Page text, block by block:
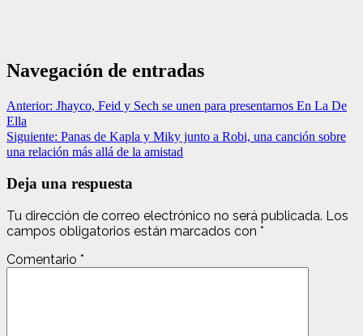
Navegación de entradas
Anterior: Jhayco, Feid y Sech se unen para presentarnos En La De
Ella
Siguiente: Panas de Kapla y Miky junto a Robi, una canción sobre
una relación más allá de la amistad
Deja una respuesta
Tu dirección de correo electrónico no será publicada. Los
campos obligatorios están marcados con *
Comentario *